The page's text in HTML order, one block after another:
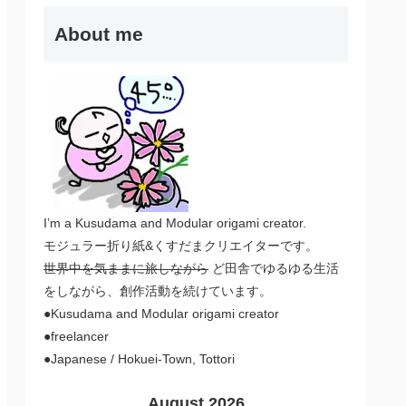
About me
I’m a Kusudama and Modular origami creator.
モジュラー折り紙&くすだまクリエイターです。
世界中を気ままに旅しながら ど田舎でゆるゆる生活
をしながら、創作活動を続けています。
●Kusudama and Modular origami creator
●freelancer
●Japanese / Hokuei-Town, Tottori